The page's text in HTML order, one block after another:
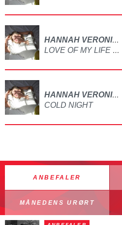
HANNAH VERONICA
LOVE OF MY LIFE (COVER)
HANNAH VERONICA
COLD NIGHT
ANBEFALER
MÅNEDENS URØRT